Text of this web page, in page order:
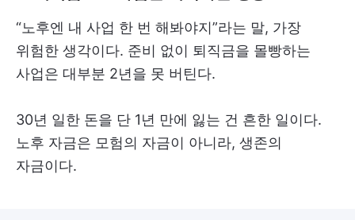
“노후엔 내 사업 한 번 해봐야지”라는 말, 가장
위험한 생각이다. 준비 없이 퇴직금을 몰빵하는
사업은 대부분 2년을 못 버틴다.
30년 일한 돈을 단 1년 만에 잃는 건 흔한 일이다.
노후 자금은 모험의 자금이 아니라, 생존의
자금이다.